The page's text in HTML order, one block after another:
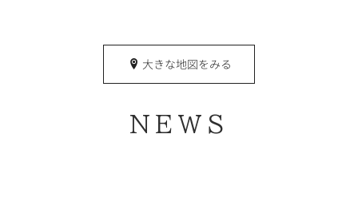
大きな地図をみる
NEWS